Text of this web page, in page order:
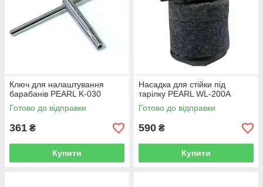
Ключ для налаштування
барабанів PEARL K-030
Готово до відправки
361 ₴
Купити
Насадка для стійки під
тарілку PEARL WL-200A
Готово до відправки
590 ₴
Купити